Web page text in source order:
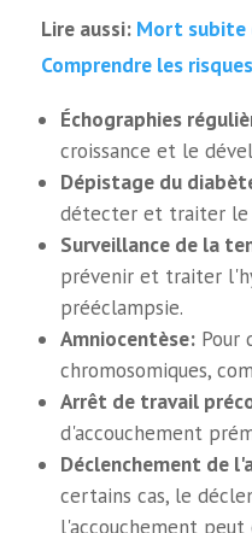
Lire aussi: Mort subite
Comprendre les risques
Échographies
croissance et le
Dépistage du
détecter et traiter le
Surveillance de la
prévenir et traiter
prééclampsie.
Amniocentèse: Pour
chromosomiques,
Arrêt de travail
d'accouchement
Déclenchement de
certains cas, le
l'accouchement